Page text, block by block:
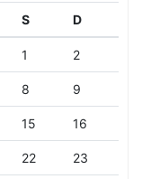
S D
1 2
8 9
15 16
22 23